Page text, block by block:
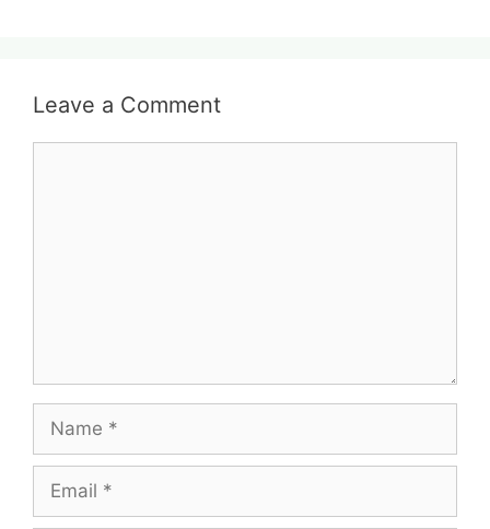
Leave a Comment